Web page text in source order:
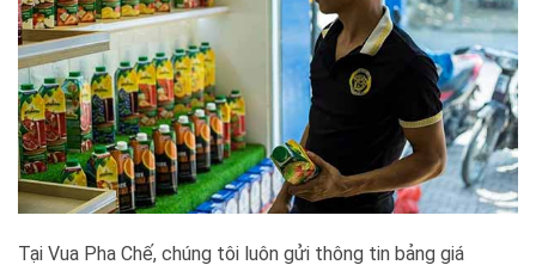
Tại Vua Pha Chế, chúng tôi luôn gửi thông tin bảng giá